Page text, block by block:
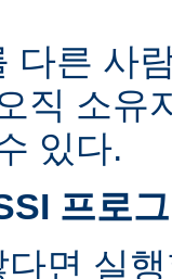
다른 사
직 소유
있다.
프로
면 실